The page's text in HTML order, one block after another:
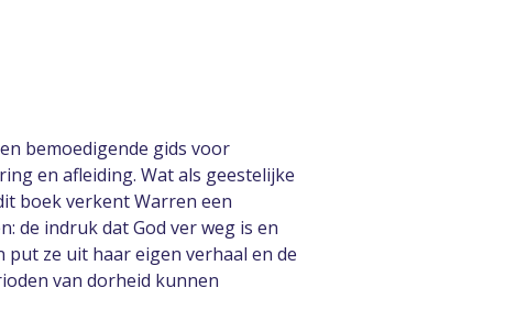
bemoedigende gids voor
en afleiding. Wat als geestelijke
boek verkent Warren een
de indruk dat God ver weg is en
ze uit haar eigen verhaal en de
van dorheid kunnen